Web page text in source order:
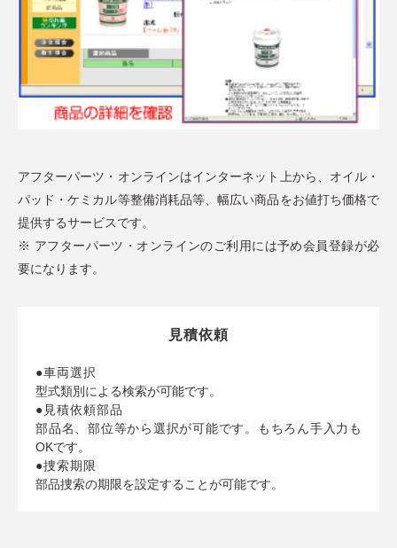
アフターパーツ・オンラインはインターネット上から、オイル・
パッド・ケミカル等整備消耗品等、幅広い商品をお値打ち価格で
提供するサービスです。
※ アフターパーツ・オンラインのご利用には予め会員登録が必
要になります。
見積依頼
●車両選択
型式類別による検索が可能です。
●見積依頼部品
部品名、部位等から選択が可能です。もちろん手入力も
OKです。
●捜索期限
部品捜索の期限を設定することが可能です。